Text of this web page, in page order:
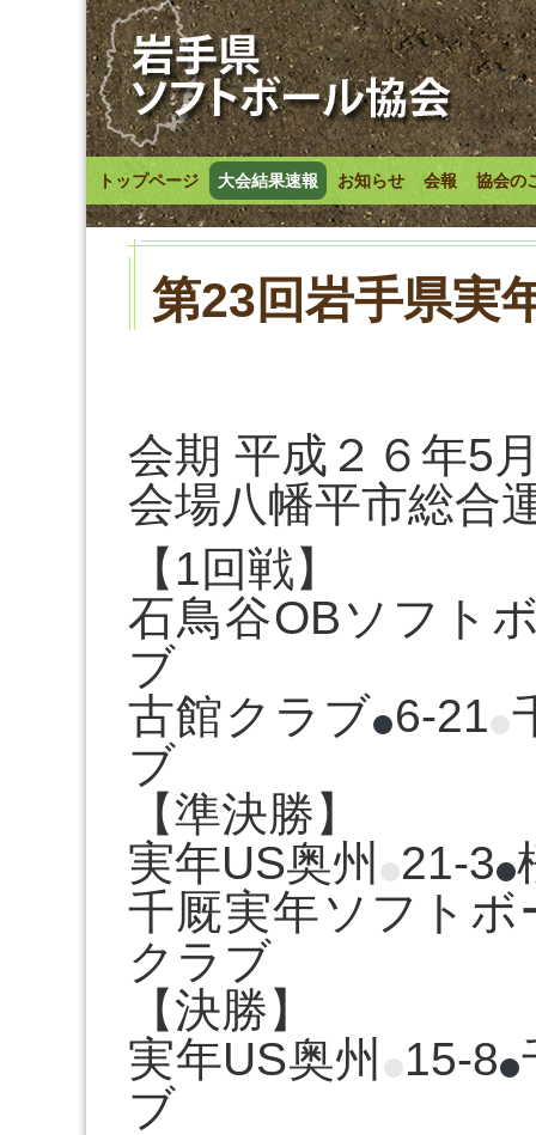
トップページ 大会結果速報 お知らせ 会報 協会の
第23回岩手県実
会期 平成２６年5
会場八幡平市総合
【1回戦】
石鳥谷OBソフト
ブ
古館クラブ 6-21
ブ
【準決勝】
実年US奥州
21-3
千厩実年ソフトボ
クラブ
【決勝】
実年US奥州
15-8
ブ